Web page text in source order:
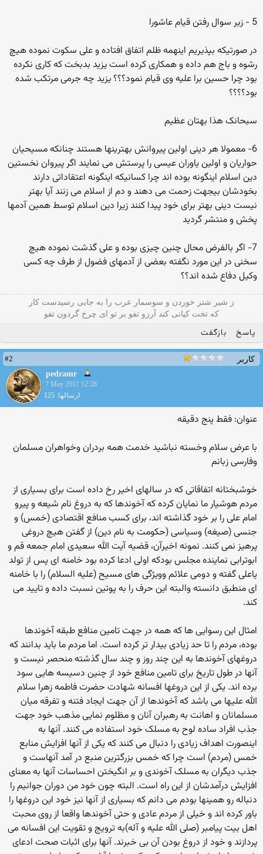
5 - زیر سوال رفتن قیام عاشورا
در صورتیکه بپذیریم اینهمه ظلم اتفاق افتاده و علی سکوت نموده هیچ
رشوه و باج هم داده و همکاری کرده است یزید بدبخت که کاری نکرده
بود چرا حسین برا علیه وی قیام نمود؟؟؟‌ یزید چه جرمی مرتکب شده
بود؟؟؟؟
سبحانک هذا بهتان عظیم
6- معمولا هر دینی اولین پیروانش بهترینها هستند چنانکه مسیحیان
حواریان و اولین یاوران عیسی را پرستش می نمایند اگر پیروان نخستین
دین اسلام اینگونه بوده اند چرا کسانیکه اینگونه اعتقاداتی دارند
بخودشان بیجهت زحمت می دهند و دم از اسلام می زنند آیا بهتر
نیست دینی بهتر برای خود پیدا کنند زیرا دین اسلام توسط همین آدمها
پخش و منتشر گردید
7- اگر بالفرض محال چنین چیزی بوده و علی گذشت نموده هیچ
سخنی در این مورد نگفته بعضی از آدمهای فضول از طرف چه کسی
وکیل دفاع شده اند؟؟
ز شیر شتر خوردن و سوسمار عرب را به جایی رسیدست کار
که تخت کیانی کند آرزو تفو بر تو ای چرخ گردون تفو
پاسخ بازگفت
کاربر
#2
pedramr
7 May 2011 12:28
ارسالها: 125
عنوان: فقط پنج دقیقه
با عرض سلام وخسته نباشید خدمت همه بردران وخواهران مسلمان
وفارسی زبانم
خوشبختانه اتفاقاتی که در سالهای اخیر رخ داده است برای بسیاری از
مردم هوشیار ما نمایان کرده که آخوندها که به دروغ نام شیعه و پیرو
امام علی را بر خود گذاشته اند، برای کسب منافع اقتصادی (خمس) و
جنسی (صیغه) وسیاسی (حکومت به نام دین) از گفتن هیچ دروغی
پرهیز نمی کنند. نمونه اخیرآن، قضیه آیت الله سعیدی امام جمعه قم و
ابوترابی نماینده مجلس بودکه اولی ادعا کرده بود خامنه ای پس از تولد
یاعلی گفته و دومی علائم وویژگی های مسیح (علیه السلام) را با خامنه
ای منطبق دانسته والبته این حرف را به پوتین نسبت داده و تایید می
کند.
امثال این رسوایی ها که همه در جهت تامین منافع طبقه آخوندها
بوده، مردم را تا حد زیادی بیدار تر کرده است. اما مردم ما باید بدانند که
دروغهای آخوندها به این چند روز و چند سال گذشته منحصر نیست و
آنها در طول تاریخ برای تامین منافع خود از چنین دسیسه هایی سود
برده اند. یکی از این دروغها افسانه شهادت حضرت فاطمه زهرا سلام
الله علیها می باشد که آخوندها از آن جهت ایجاد فتنه و تفرقه میان
مسلمانان و اهانت به رهبران آنان و مظلوم نمایی مذهب خود جهت
جذب افراد ساده لوح به مسلک خود استفاده می کنند. آنها به
اینصورت اهداف زیادی را دنبال می کنند که یکی از آنها افزایش منابع
خمس (مردم) است چرا که خمس بزرگترین منبع در آمد آنهاست و
جذب دیگران به مسلک آخوندی و بر انگیختن احساسات آنها به معنای
افزایش درآمدشان از این راه است. البته چون خود من دوران جوانیم را
دنباله رو همینها بودم می دانم که بسیاری از آنها نیز خود این دروغها را
باور کرده اند و خیلی از مردم عادی و حتی آخوندها واقعا از روی محبت
اهل بیت پیامبر (صلی الله علیه و آله)به ترویج و تقویت این افسانه می
پردازند و خود از دروغ بودن آن بی خبرند. آنها برای اثبات صحت ادعای